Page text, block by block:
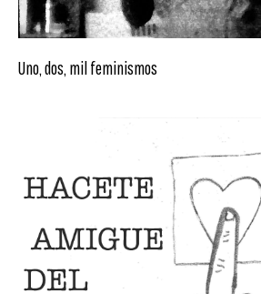
Uno, dos, mil feminismos